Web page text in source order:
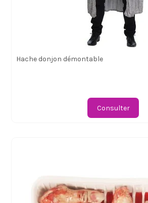
Hache donjon démontable
Consulter